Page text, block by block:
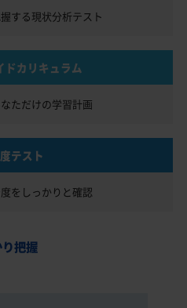
する現状分析テスト
ドカリキュラム
ただけの学習計画
テスト
を しっかりと確認
把握